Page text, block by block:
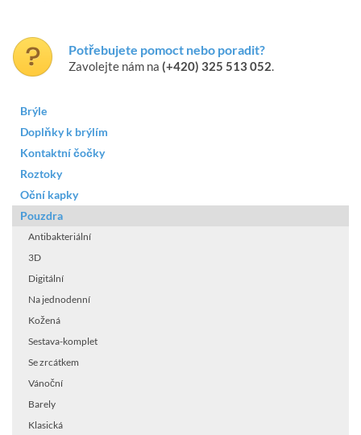
Potřebujete pomoct nebo poradit?
Zavolejte nám na (+420) 325 513 052.
Brýle
Doplňky k brýlím
Kontaktní čočky
Roztoky
Oční kapky
Pouzdra
Antibakteriální
3D
Digitální
Na jednodenní
Kožená
Sestava-komplet
Se zrcátkem
Vánoční
Barely
Klasická